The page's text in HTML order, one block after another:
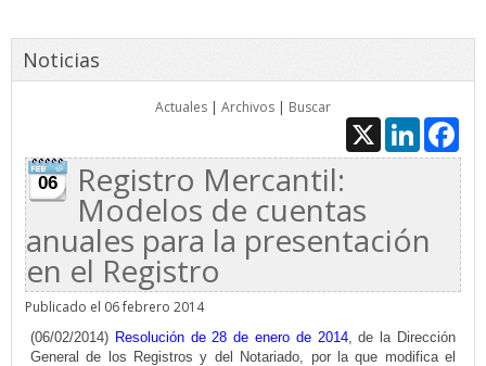
Noticias
Actuales | Archivos | Buscar
X
LinkedIn
06 Registro Mercantil:
Modelos de cuentas
anuales para la presentación
en el Registro
Publicado el 06 febrero 2014
(06/02/2014) Resolución de 28 de enero de 2014, de la Dirección
General de los Registros y del Notariado, por la que modifica el